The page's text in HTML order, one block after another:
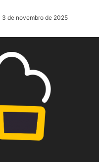
3 de novembro de 2025